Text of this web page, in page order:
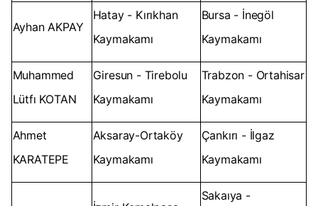
Ayhan AKPAY
Hatay - Kırıkhan
Kaymakamı
Bursa - İnegöl
Kaymakamı
Muhammed
Lütfı KOTAN
Giresun - Tirebolu
Kaymakamı
Trabzon - Ortahisar
Kaymakamı
Ahmet
KARATEPE
Aksaray-Ortaköy
Kaymakamı
Çankırı - İlgaz
Kaymakamı
Sakaıya -